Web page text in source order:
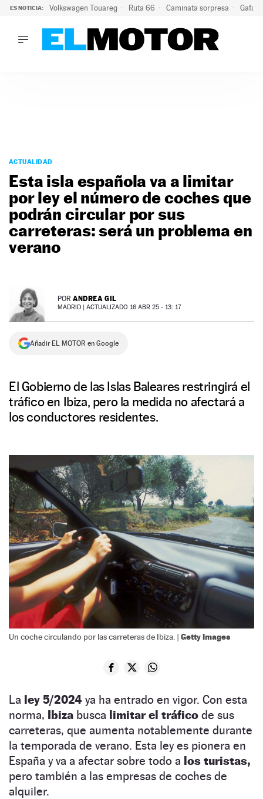
ES NOTICIA: Volkswagen Touareg Ruta 66 Caminata sorpresa Gafas
PODCAST
MOTOS
TECNOLOGÍA
SUPERCOCHES
MOTORTV
SERVICIOS
SÍGUENOS
ACTUALIDAD
Esta isla española va a limitar
por ley el número de coches que
podrán circular por sus
carreteras: será un problema en
verano
POR ANDREA GIL
MADRID | ACTUALIZADO 16 ABR 25 - 13: 17
Añadir EL MOTOR en Google
El Gobierno de las Islas Baleares restringirá el
tráfico en Ibiza, pero la medida no afectará a
los conductores residentes.
Un coche circulando por las carreteras de Ibiza. | Getty Images
La ley 5/2024 ya ha entrado en vigor. Con esta
norma, Ibiza busca limitar el tráfico de sus
carreteras, que aumenta notablemente durante
la temporada de verano. Esta ley es pionera en
España y va a afectar sobre todo a los turistas,
pero también a las empresas de coches de
alquiler.